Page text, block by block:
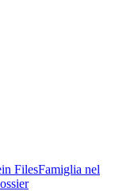
FilesFamiglia nel